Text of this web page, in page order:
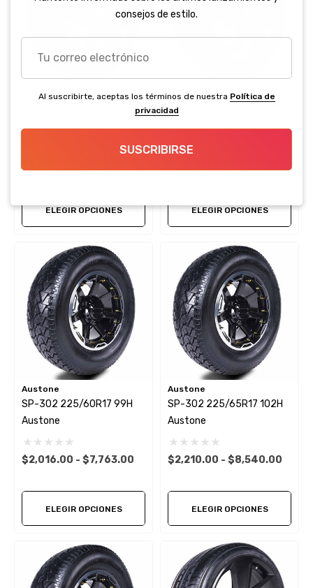
ELEGIR OPCIONES
SP-303 225/55R18 98W
ELEGIR OPCIONES
Austone
SP-302 225/60R17 99H
Austone
$2,016.00 - $7,763.00
ELEGIR OPCIONES
Austone
SP-302 225/65R17 102H
Austone
$2,210.00 - $8,540.00
ELEGIR OPCIONES
consejos de estilo.
correo
electrónico
Al suscribirte, aceptas los términos de nuestra Política de
privacidad
SUSCRIBIRSE